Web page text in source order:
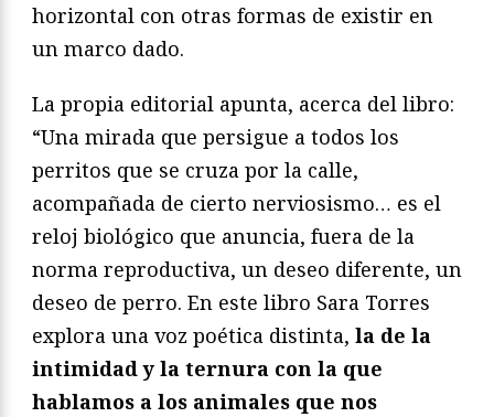
horizontal con otras formas de existir en
un marco dado.
La propia editorial apunta, acerca del libro:
“Una mirada que persigue a todos los
perritos que se cruza por la calle,
acompañada de cierto nerviosismo… es el
reloj biológico que anuncia, fuera de la
norma reproductiva, un deseo diferente, un
deseo de perro. En este libro Sara Torres
explora una voz poética distinta, la de la
intimidad y la ternura con la que
hablamos a los animales que nos